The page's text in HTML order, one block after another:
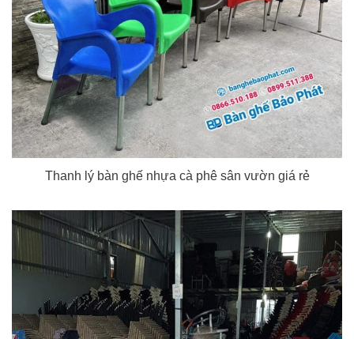
Thanh lý bàn ghế nhựa cà phê sân vườn giá rẻ